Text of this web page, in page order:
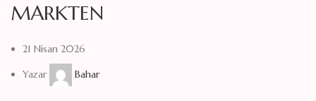
MARKTEN
21 Nisan 2026
Yazar
Bahar